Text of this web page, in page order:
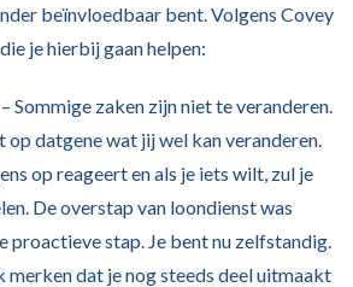
beïnvloedbaar bent. Volgens Covey
je hierbij gaan helpen:
– Sommige zaken zijn niet te veranderen.
op datgene wat jij wel kan veranderen.
op reageert en als je iets wilt, zul je
De overstap van loondienst was
proactieve stap. Je bent nu zelfstandig.
merken dat je nog steeds deel uitmaakt